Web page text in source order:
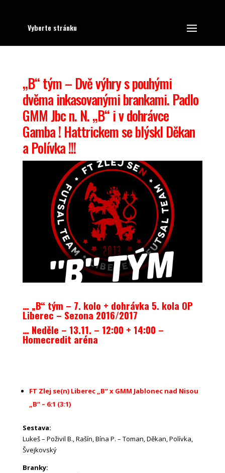
Vyberte stránku
„B“ tým – Dvě výhry s pouhými
dvěma inkasovanými brankami. Padlo
GMM Jbc n. N. „B“ i v dohrávce
Gamba ! Hattrickem se blýskl Děkan
a Polívka !!!
… „B“ tým – 7. kolo + dohrávka 5. kola OP
Liberec – Sezona 2016/2017
… Neděle – 13.11. – 12:00 + 14:00 –
Homecredit aréna
FT Zlej se(n) Liberec „B“ x GMM Jablonec nad Nisou
„B“ – 6:1 (3:1)
Sestava:
Lukeš – Poživil B., Rašín, Bína P. – Toman, Děkan, Polívka,
Švejkovský
Branky: